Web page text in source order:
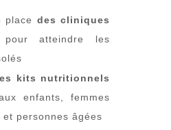
place des cliniques
pour atteindre les
kits nutritionnels
enfants, femmes
et personnes âgées